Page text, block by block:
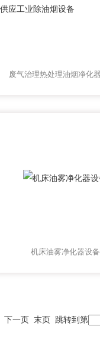
机床油雾净化器设备
下一页 末页 跳转到第